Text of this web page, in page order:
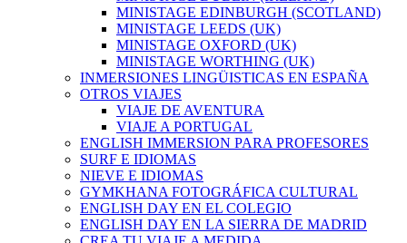
MINISTAGE EDINBURGH (SCOTLAND)
MINISTAGE LEEDS (UK)
MINISTAGE OXFORD (UK)
MINISTAGE WORTHING (UK)
INMERSIONES LINGÜISTICAS EN ESPAÑA
OTROS VIAJES
VIAJE DE AVENTURA
VIAJE A PORTUGAL
ENGLISH IMMERSION PARA PROFESORES
SURF E IDIOMAS
NIEVE E IDIOMAS
GYMKHANA FOTOGRÁFICA CULTURAL
ENGLISH DAY EN EL COLEGIO
ENGLISH DAY EN LA SIERRA DE MADRID